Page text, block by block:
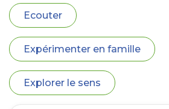
Ecouter
Expérimenter en famille
Explorer le sens